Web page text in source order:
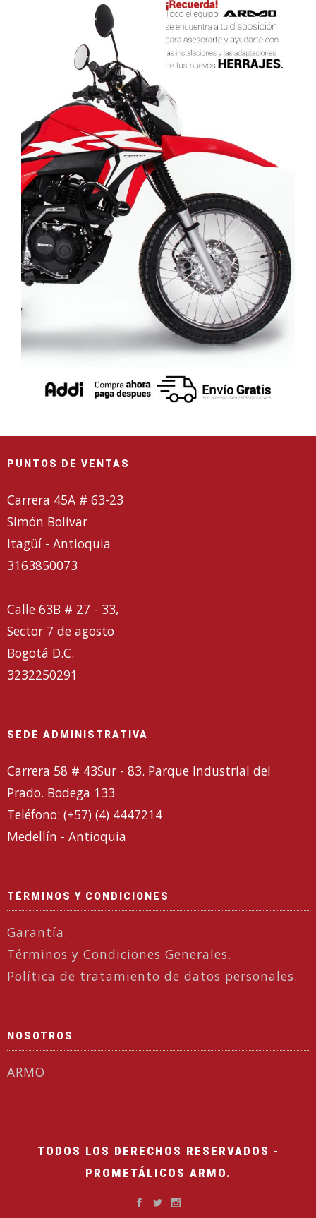
PUNTOS DE VENTAS
Carrera 45A # 63-23
Simón Bolívar
Itagüí - Antioquia
3163850073
Calle 63B # 27 - 33,
Sector 7 de agosto
Bogotá D.C.
3232250291
SEDE ADMINISTRATIVA
Carrera 58 # 43Sur - 83. Parque Industrial del
Prado. Bodega 133
Teléfono: (+57) (4) 4447214
Medellín - Antioquia
TÉRMINOS Y CONDICIONES
Garantía.
Términos y Condiciones Generales.
Política de tratamiento de datos personales.
NOSOTROS
ARMO
TODOS LOS DERECHOS RESERVADOS -
PROMETÁLICOS ARMO.